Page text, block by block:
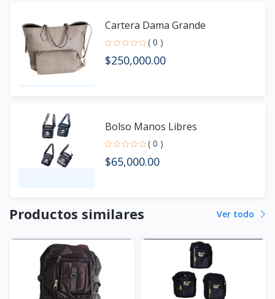
Cartera Dama Grande
( 0 )
$250,000.00
Bolso Manos Libres
( 0 )
$65,000.00
Productos similares Ver todo